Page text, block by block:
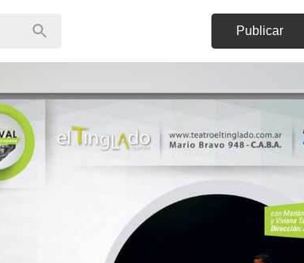
Publicar